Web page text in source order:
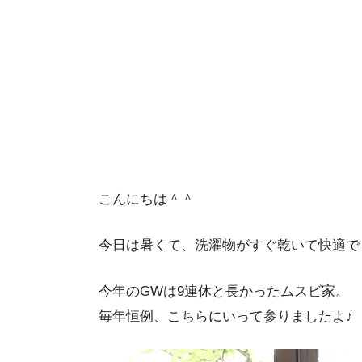
こんにちは＾＾
今日は暑くて、洗濯物がすぐ乾いて快適
今年のGWは9連休と長かったムスビ家。
毎年恒例、こちらにいって参りましたよ♪